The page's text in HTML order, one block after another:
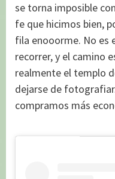
se torna imposible
fe que hicimos bien,
fila enooorme. No es
recorrer, y el camino
realmente el templo
dejarse de
compramos más